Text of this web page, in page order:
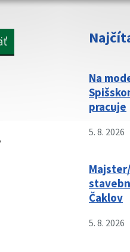
Na
pracuje
5. 8. 2026
Čaklov
5. 8. 2026